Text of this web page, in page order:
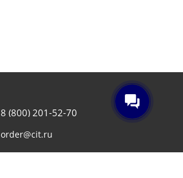
8 (800) 201-52-70
order@cit.ru